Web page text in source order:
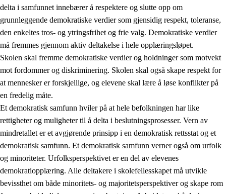
1. Opplæringens verdigrunnlag
1.1 Menneskeverdet
1.2 Identitet og kulturelt mangfold
1.3 Kritisk tenkning og etisk bevissthet
1.4 Skaperglede, engasjement og utforskertrang
1.5 Respekt for naturen og miljøbevissthet
delta i samfunnet innebærer å respektere og slutte opp om
grunnleggende demokratiske verdier som gjensidig respekt, toleranse,
den enkeltes tros- og ytringsfrihet og frie valg. Demokratiske verdier
må fremmes gjennom aktiv deltakelse i hele opplæringsløpet.
Skolen skal fremme demokratiske verdier og holdninger som motvekt
mot fordommer og diskriminering. Skolen skal også skape respekt for
at mennesker er forskjellige, og elevene skal lære å løse konflikter på
en fredelig måte.
Et demokratisk samfunn hviler på at hele befolkningen har like
rettigheter og muligheter til å delta i beslutningsprosesser. Vern av
mindretallet er et avgjørende prinsipp i en demokratisk rettsstat og et
demokratisk samfunn. Et demokratisk samfunn verner også om urfolk
og minoriteter. Urfolksperspektivet er en del av elevenes
demokratiopplæring. Alle deltakere i skolefellesskapet må utvikle
bevissthet om både minoritets- og majoritetsperspektiver og skape rom